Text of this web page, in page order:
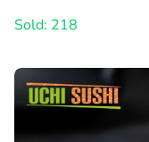
Sold: 218